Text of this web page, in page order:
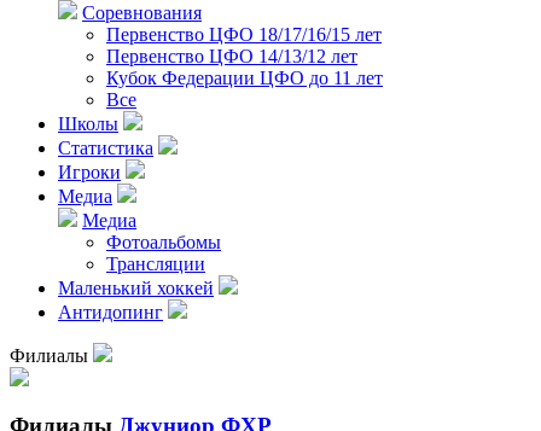
Соревнования
Первенство ЦФО 18/17/16/15 лет
Первенство ЦФО 14/13/12 лет
Кубок Федерации ЦФО до 11 лет
Все
Школы
Статистика
Игроки
Медиа
Медиа
Фотоальбомы
Трансляции
Маленький хоккей
Антидопинг
Филиалы